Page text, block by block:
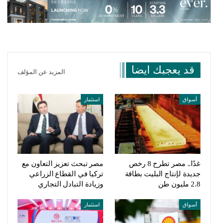
قد يعجبك ايضا المزيد عن المؤلف
أسواق
غدًا.. مصر تطرح 8 رخص
جديدة لإنتاج البليت بطاقة
2.8 مليون طن
استثمار
مصر تبحث تعزيز التعاون مع
تركيا في القطاع الزراعي
وزيادة التبادل التجاري
أسواق استثمار